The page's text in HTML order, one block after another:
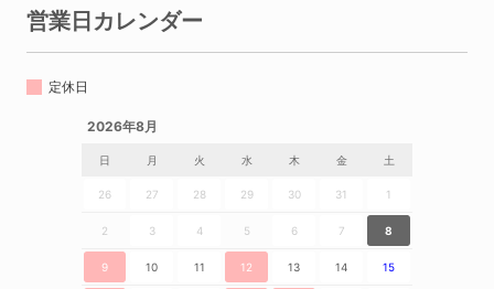
営業日カレンダー
定休日
2026年8月
日 月 火 水 木 金 土
26 27 28 29 30 31 1
2 3 4 5 6 7 8
9 10 11 12 13 14 15